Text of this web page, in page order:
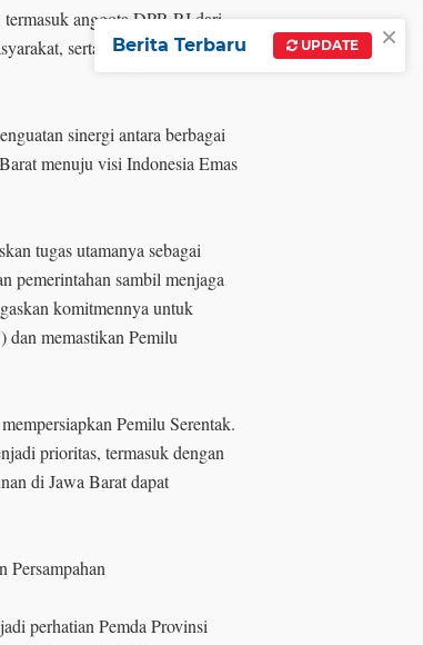
anggota DPR RI dari
serta Gubernur Jawa
sinergi antara berbagai
menuju visi Indonesia Emas
tugas utamanya sebagai
pemerintahan sambil menjaga
komitmennya untuk
memastikan Pemilu
Pemilu Serentak.
prioritas, termasuk dengan
di Jawa Barat dapat
Persampahan
perhatian Pemda Provinsi
×
Berita Terbaru UPDATE